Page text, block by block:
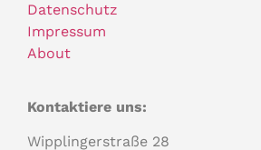
Datenschutz
Impressum
About
Kontaktiere uns:
Wipplingerstraße 28